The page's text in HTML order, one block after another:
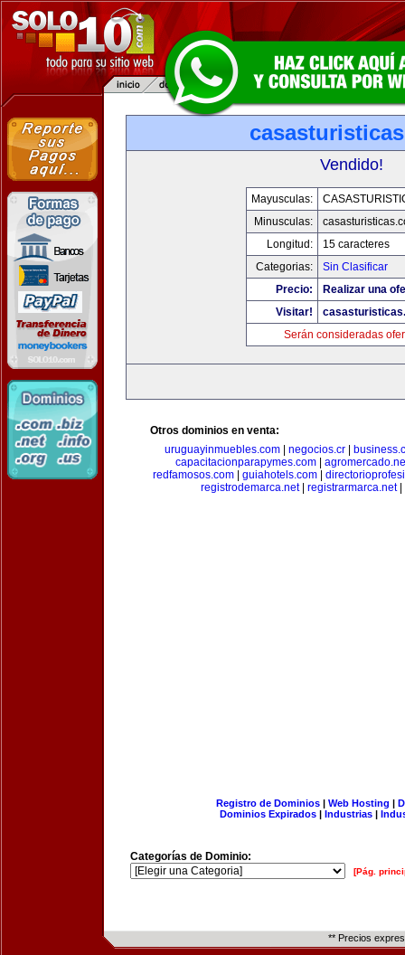
Vendido!
Mayusculas:
Minusculas:
Longitud:
15 caracteres
Categorias:
Sin Clasificar
Precio:
Realizar una
Visitar!
Serán consideradas
Otros dominios en venta:
uruguayinmuebles.com
negocios.cr
capacitacionparapymes.com
redfamosos.com| guiahotels.com|
registrodemarca.net| registrarmarca.net|
Registro de Dominios| Web Hosting |
Dominios Expirados | Industrias |
Categorías de Dominio:
[Pág.
** Precios